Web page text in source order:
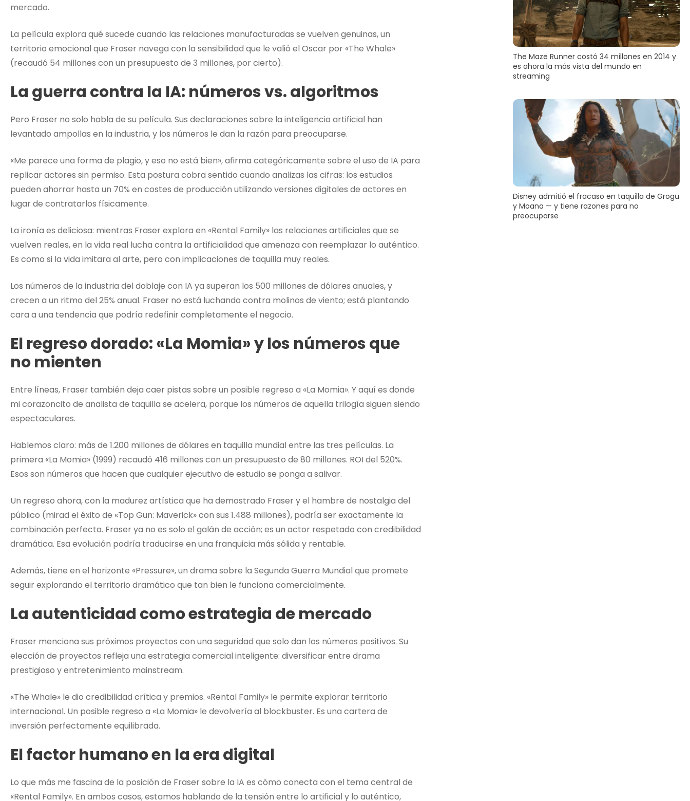
mercado.
La película explora qué sucede cuando las relaciones manufacturadas se vuelven genuinas, un
territorio emocional que Fraser navega con la sensibilidad que le valió el Oscar por «The Whale»
(recaudó 54 millones con un presupuesto de 3 millones, por cierto).
La guerra contra la IA: números vs. algoritmos
Pero Fraser no solo habla de su película. Sus declaraciones sobre la inteligencia artificial han
levantado ampollas en la industria, y los números le dan la razón para preocuparse.
«Me parece una forma de plagio, y eso no está bien», afirma categóricamente sobre el uso de IA para
replicar actores sin permiso. Esta postura cobra sentido cuando analizas las cifras: los estudios
pueden ahorrar hasta un 70% en costes de producción utilizando versiones digitales de actores en
lugar de contratarlos físicamente.
La ironía es deliciosa: mientras Fraser explora en «Rental Family» las relaciones artificiales que se
vuelven reales, en la vida real lucha contra la artificialidad que amenaza con reemplazar lo auténtico.
Es como si la vida imitara al arte, pero con implicaciones de taquilla muy reales.
Los números de la industria del doblaje con IA ya superan los 500 millones de dólares anuales, y
crecen a un ritmo del 25% anual. Fraser no está luchando contra molinos de viento; está plantando
cara a una tendencia que podría redefinir completamente el negocio.
El regreso dorado: «La Momia» y los números que
no mienten
Entre líneas, Fraser también deja caer pistas sobre un posible regreso a «La Momia». Y aquí es donde
mi corazoncito de analista de taquilla se acelera, porque los números de aquella trilogía siguen siendo
espectaculares.
Hablemos claro: más de 1.200 millones de dólares en taquilla mundial entre las tres películas. La
primera «La Momia» (1999) recaudó 416 millones con un presupuesto de 80 millones. ROI del 520%.
Esos son números que hacen que cualquier ejecutivo de estudio se ponga a salivar.
Un regreso ahora, con la madurez artística que ha demostrado Fraser y el hambre de nostalgia del
público (mirad el éxito de «Top Gun: Maverick» con sus 1.488 millones), podría ser exactamente la
combinación perfecta. Fraser ya no es solo el galán de acción; es un actor respetado con credibilidad
dramática. Esa evolución podría traducirse en una franquicia más sólida y rentable.
Además, tiene en el horizonte «Pressure», un drama sobre la Segunda Guerra Mundial que promete
seguir explorando el territorio dramático que tan bien le funciona comercialmente.
La autenticidad como estrategia de mercado
Fraser menciona sus próximos proyectos con una seguridad que solo dan los números positivos. Su
elección de proyectos refleja una estrategia comercial inteligente: diversificar entre drama
prestigioso y entretenimiento mainstream.
«The Whale» le dio credibilidad crítica y premios. «Rental Family» le permite explorar territorio
internacional. Un posible regreso a «La Momia» le devolvería al blockbuster. Es una cartera de
inversión perfectamente equilibrada.
El factor humano en la era digital
Lo que más me fascina de la posición de Fraser sobre la IA es cómo conecta con el tema central de
«Rental Family». En ambos casos, estamos hablando de la tensión entre lo artificial y lo auténtico,
The Maze Runner costó 34 millones en 2014 y
es ahora la más vista del mundo en
streaming
Disney admitió el fracaso en taquilla de Grogu
y Moana — y tiene razones para no
preocuparse